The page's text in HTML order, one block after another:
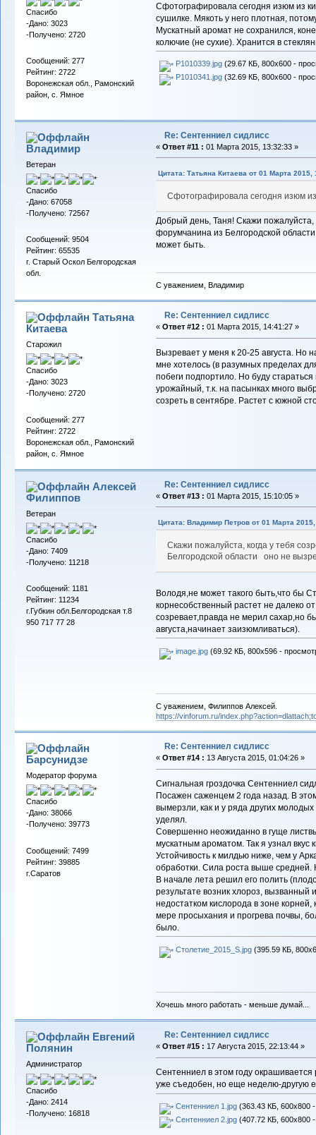
Спасибо
-Дано: 3023
-Получено: 2720
Сообщений: 277
Рейтинг: 2722
Воронежская обл., Рамонский
район, с. Ямное
Сфотографировала сегодня изюм из
сушилке. Мякоть у него плотная,
Мускатный аромат не сохранился,
колючие (не сухие). Хранится в
P1010339.jpg(29.67 КБ, 800x600 -
P1010341.jpg(32.69 КБ, 800x600 -
Владимиp
Ветеран
Спасибо
-Дано: 67058
-Получено: 72567
Сообщений: 9504
Рейтинг: 65535
г. Старый Оскол Белгородская
обл.
Re: Сентенниел сидлисс
« Ответ #11 : 01 Марта 2015, 13:32:33 »
Цитата: Татьяна Китаева от 01 Марта 2015,
Сфотографировала сегодня изюм
Добрый день, Таня! Скажи
форумчанина из Белгородской
может быть.
С уважением, Владимир
Татьяна
Китаева
Старожил
Спасибо
-Дано: 3023
-Получено: 2720
Сообщений: 277
Рейтинг: 2722
Воронежская обл., Рамонский
район, с. Ямное
Re: Сентенниел сидлисс
« Ответ #12 : 01 Марта 2015, 14:41:27 »
Вызревает у меня к 20-25 августа. Но
мне хотелось (в разумных пределах
побеги подпортило. Но буду
урожайный, т.к. на пасынках много
созреть в сентябре. Растет с южной
Алексей
Филиппов
Ветеран
Спасибо
-Дано: 7409
-Получено: 11218
Сообщений: 1181
Рейтинг: 11234
г.Губкин обл.Белгородская т.8
950 717 77 28
Re: Сентенниел сидлисс
« Ответ #13 : 01 Марта 2015, 15:10:05 »
Цитата: Владимир Петров от 01 Марта
Скажи пожалуйста, когда у тебя
Белгородской области оно не
Володя,не может такого быть,что бы
корнесобственный растет не далеко
созревает,правда не мерил сахар,но
августа,начинает заизюмливаться).
image.jpg(69.92 КБ, 800x596 -
С уважением, Филиппов Алексей.
https://vinforum.ru/
Барсунидзе
Модератор форума
Спасибо
-Дано: 38066
-Получено: 39773
Сообщений: 7499
Рейтинг: 39885
г.Саратов
Re: Сентенниел сидлисс
« Ответ #14 : 13 Августа 2015, 01:04:26 »
Сигнальная гроздочка Сентенниел
Посажен саженцем 2 года назад. В
вымерзли, как и у ряда других
уделял.
Совершенно неожиданно в гуще
мускатным ароматом. Так я узнал
Устойчивость к милдью ниже, чем у
обработки. Сила роста выше средней.
В начале лета решил его полить
результате возник хлороз,
недостатком кислорода в зоне
мере просыхания и прогрева почвы,
было.
Столетие_2015_S.jpg(395.59 КБ,
Хочешь много работать - меньше думай...
Евгений
Полянин
Администратор
Спасибо
-Дано: 2414
-Получено: 16818
Re: Сентенниел сидлисс
« Ответ #15 : 17 Августа 2015, 22:13:44 »
Сентенниел в этом году
уже съедобен, но еще неделю-другую
Сентенниел 1.jpg(363.43 КБ, 600x800
Сентенниел 2.jpg(407.72 КБ, 600x800